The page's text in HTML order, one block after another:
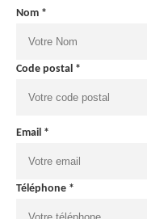
Nom *
Code postal *
Email *
Téléphone *